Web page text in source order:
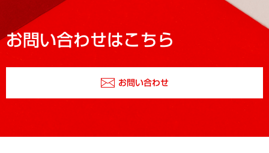
お問い合わせはこちら
お問い合わせ